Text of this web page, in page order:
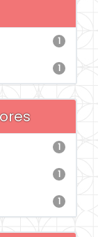
1
1
1
1
1